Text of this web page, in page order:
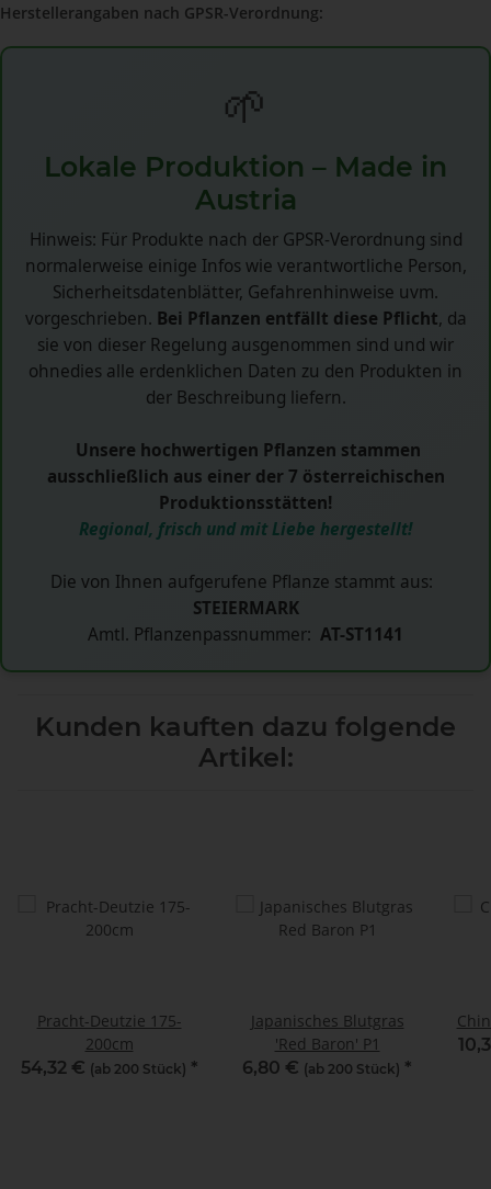
Herstellerangaben nach GPSR-Verordnung:
🌱
Lokale Produktion – Made in
Austria
Hinweis: Für Produkte nach der GPSR-Verordnung sind
normalerweise einige Infos wie verantwortliche Person,
Sicherheitsdatenblätter, Gefahrenhinweise uvm.
vorgeschrieben. Bei Pflanzen entfällt diese Pflicht, da
sie von dieser Regelung ausgenommen sind und wir
ohnedies alle erdenklichen Daten zu den Produkten in
der Beschreibung liefern.
Unsere hochwertigen Pflanzen stammen
ausschließlich aus einer der 7 österreichischen
Produktionsstätten!
Regional, frisch und mit Liebe hergestellt!
Die von Ihnen aufgerufene Pflanze stammt aus:
STEIERMARK
Amtl. Pflanzenpassnummer: AT-ST1141
Kunden kauften dazu folgende
Artikel:
Pracht-Deutzie 175-
200cm
54,32 € (ab 200 Stück) *
Japanisches Blutgras
'Red Baron' P1
6,80 € (ab 200 Stück) *